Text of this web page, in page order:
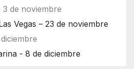
de noviembre
Vegas – 23 de noviembre
- 8 de diciembre